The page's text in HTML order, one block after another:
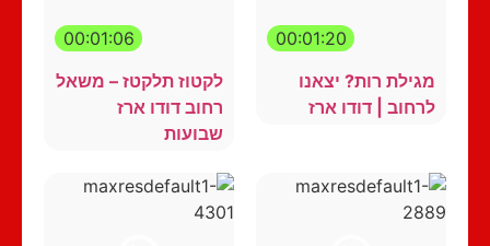
00:01:20
מגילת רות? יצאנו
לרחוב | דודו ארז
00:01:06
לקטוז תלקטז – משאל
רחוב דודו ארז
שבועות